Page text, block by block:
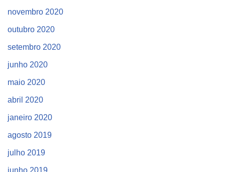
novembro 2020
outubro 2020
setembro 2020
junho 2020
maio 2020
abril 2020
janeiro 2020
agosto 2019
julho 2019